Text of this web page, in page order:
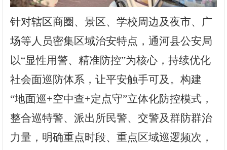
针对辖区商圈、景区、学校周边及夜市、广
场等人员密集区域治安特点，通河县公安局
以“显性用警、精准防控”为核心，持续优化
社会面巡防体系，让平安触手可及。构建
“地面巡+空中查+定点守”立体化防控模式，
整合巡特警、派出所民警、交警及群防群治
力量，明确重点时段、重点区域巡逻频次，